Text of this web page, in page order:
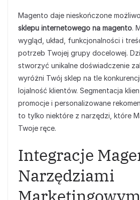
Magento daje nieskończone
sklepu internetowego na magento.
wygląd, układ, funkcjonalności i
potrzeb Twojej grupy docelowej.
stworzyć unikalne doświadczenie
wyróżni Twój sklep na tle
lojalność klientów. Segmentacja
promocje i personalizowane
to tylko niektóre z narzędzi, które
Twoje ręce.
Integracje
Narzędziami